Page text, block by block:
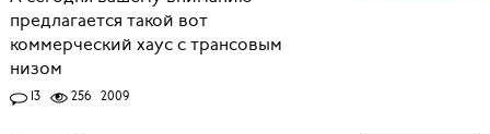
предлагается такой вот
коммерческий хаус с трансовым
низом
13 256 2009